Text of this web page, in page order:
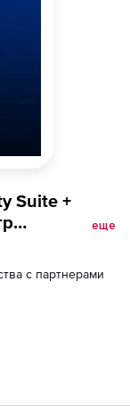
Suite +
еще
с партнерами